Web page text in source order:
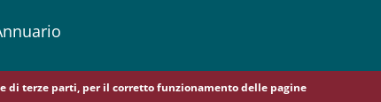
di terze parti, per il corretto funzionamento delle pagine